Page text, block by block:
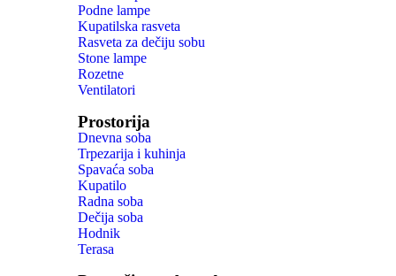
Podne lampe
Kupatilska rasveta
Rasveta za dečiju sobu
Stone lampe
Rozetne
Ventilatori
Prostorija
Dnevna soba
Trpezarija i kuhinja
Spavaća soba
Kupatilo
Radna soba
Dečija soba
Hodnik
Terasa